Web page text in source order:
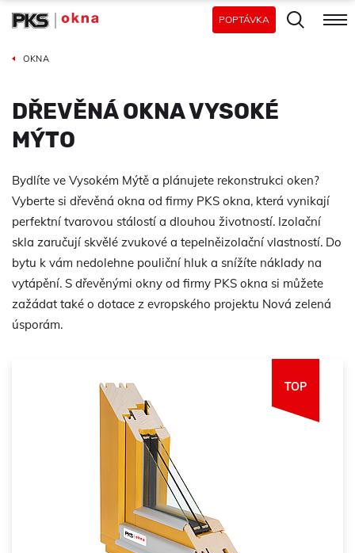
POPTÁVKA
OKNA
DŘEVĚNÁ OKNA VYSOKÉ
MÝTO
Bydlíte ve Vysokém Mýtě a plánujete rekonstrukci oken?
Vyberte si dřevěná okna od firmy PKS okna, která vynikají
perfektní tvarovou stálostí a dlouhou životností. Izolační
skla zaručují skvělé zvukové a tepelněizolační vlastností. Do
bytu k vám nedolehne pouliční hluk a snížíte náklady na
vytápění. S dřevěnými okny od firmy PKS okna si můžete
zažádat také o dotace z evropského projektu Nová zelená
úsporám.
TOP